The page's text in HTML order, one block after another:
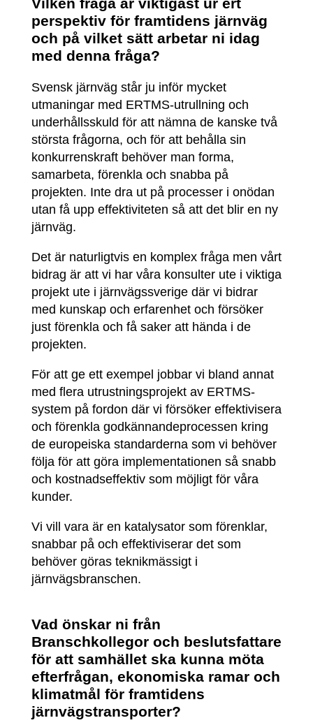
Vilken fråga är viktigast ur ert
perspektiv för framtidens järnväg
och på vilket sätt arbetar ni idag
med denna fråga?
Svensk järnväg står ju inför mycket
utmaningar med ERTMS-utrullning och
underhållsskuld för att nämna de kanske två
största frågorna, och för att behålla sin
konkurrenskraft behöver man forma,
samarbeta, förenkla och snabba på
projekten. Inte dra ut på processer i onödan
utan få upp effektiviteten så att det blir en ny
järnväg.
Det är naturligtvis en komplex fråga men vårt
bidrag är att vi har våra konsulter ute i viktiga
projekt ute i järnvägssverige där vi bidrar
med kunskap och erfarenhet och försöker
just förenkla och få saker att hända i de
projekten.
För att ge ett exempel jobbar vi bland annat
med flera utrustningsprojekt av ERTMS-
system på fordon där vi försöker effektivisera
och förenkla godkännandeprocessen kring
de europeiska standarderna som vi behöver
följa för att göra implementationen så snabb
och kostnadseffektiv som möjligt för våra
kunder.
Vi vill vara är en katalysator som förenklar,
snabbar på och effektiviserar det som
behöver göras teknikmässigt i
järnvägsbranschen.
Vad önskar ni från
Branschkollegor och beslutsfattare
för att samhället ska kunna möta
efterfrågan, ekonomiska ramar och
klimatmål för framtidens
järnvägstransporter?